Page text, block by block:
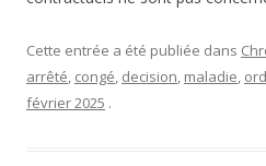
Cette entrée a été publiée dans
arrêté, congé, decision, maladie,
février 2025 .